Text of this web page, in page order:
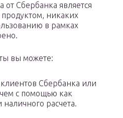
от Сбербанка является
никаких
в рамках
вы можете:
клиентов Сбербанка или
с помощью как
наличного расчета.